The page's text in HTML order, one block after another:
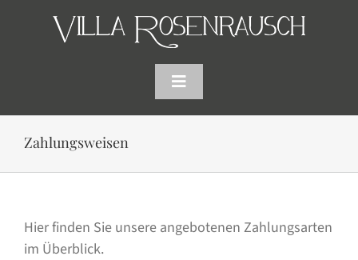
Toggle
Navigation
SHOP
AKTUELLES
Zahlungsweisen
Hier finden Sie unsere angebotenen Zahlungsarten
im Überblick.